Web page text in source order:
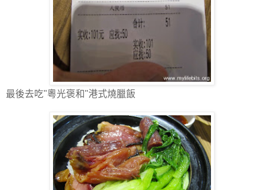
最後去吃"粵光褒和"港式燒臘飯